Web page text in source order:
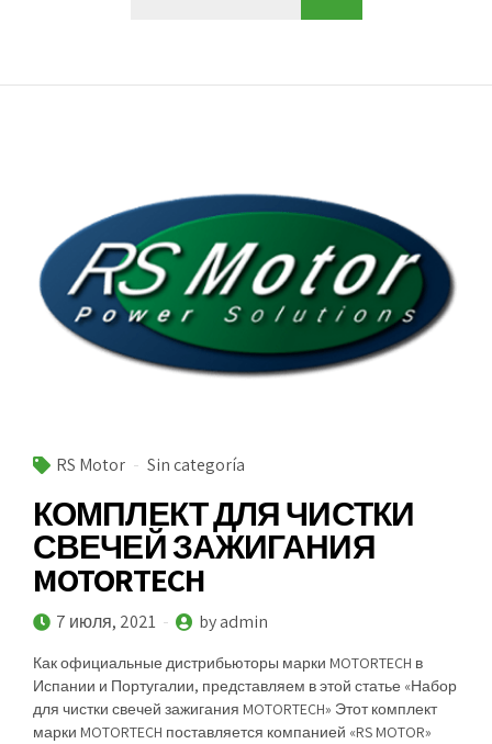
RS Motor Sin categoría
КОМПЛЕКТ ДЛЯ ЧИСТКИ
СВЕЧЕЙ ЗАЖИГАНИЯ
MOTORTECH
7 июля, 2021 by admin
Как официальные дистрибьюторы марки MOTORTECH в
Испании и Португалии, представляем в этой статье «Набор
для чистки свечей зажигания MOTORTECH» Этот комплект
марки MOTORTECH поставляется компанией «RS MOTOR»